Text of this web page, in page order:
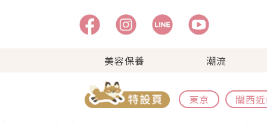
美容保養 潮流
東京 關西